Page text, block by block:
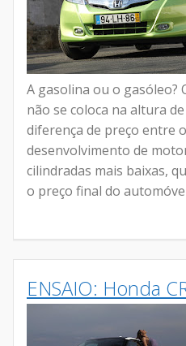
A gasolina ou o gasóleo?
não se coloca na altura
diferença de preço entre
desenvolvimento de
cilindradas mais baixas,
o preço final do
ENSAIO: Honda